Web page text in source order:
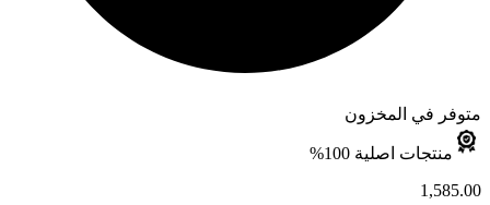
متوفر في المخزون
منتجات اصلية 100%
1,585.00